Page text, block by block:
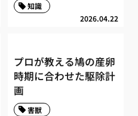
2026.04.22
知識
プロが教える鳩の産卵
時期に合わせた駆除計
画
害獣